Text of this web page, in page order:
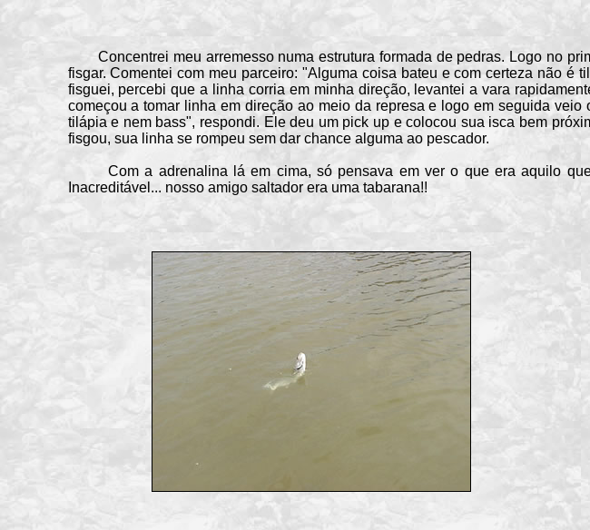
Concentrei meu arremesso numa estrutura formada de pedras. Logo no
fisgar. Comentei com meu parceiro: "Alguma coisa bateu e com certeza não
fisguei, percebi que a linha corria em minha direção, levantei a vara
começou a tomar linha em direção ao meio da represa e logo em seguida
tilápia e nem bass", respondi. Ele deu um pick up e colocou sua isca bem
fisgou, sua linha se rompeu sem dar chance alguma ao pescador.
Com a adrenalina lá em cima, só pensava em ver o que era aquilo que
Inacreditável... nosso amigo saltador era uma tabarana!!